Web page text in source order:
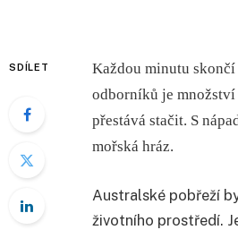
SDÍLET
Každou minutu
odborníků je
přestává stačit. S
mořská hráz.
Australské pobřeží
životního prostředí.